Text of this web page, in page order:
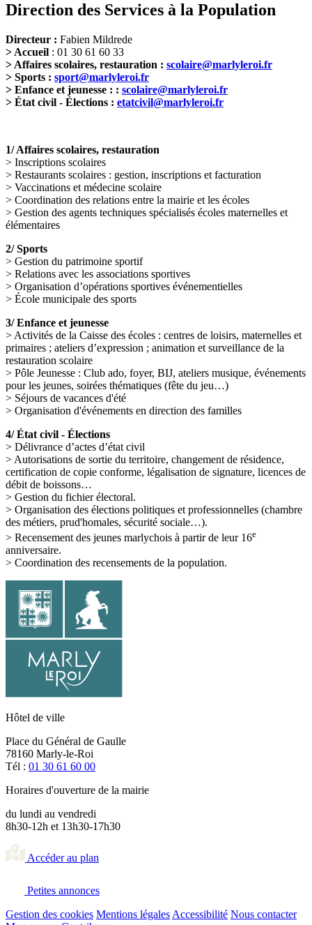
Direction des Services à la Population
Directeur : Fabien Mildrede
> Accueil : 01 30 61 60 33
> Affaires scolaires, restauration : scolaire@marlyleroi.fr
> Sports : sport@marlyleroi.fr
> Enfance et jeunesse : : scolaire@marlyleroi.fr
> État civil - Élections : etatcivil@marlyleroi.fr
1/ Affaires scolaires, restauration
> Inscriptions scolaires
> Restaurants scolaires : gestion, inscriptions et facturation
> Vaccinations et médecine scolaire
> Coordination des relations entre la mairie et les écoles
> Gestion des agents techniques spécialisés écoles maternelles et
élémentaires
2/ Sports
> Gestion du patrimoine sportif
> Relations avec les associations sportives
> Organisation d’opérations sportives événementielles
> École municipale des sports
3/ Enfance et jeunesse
> Activités de la Caisse des écoles : centres de loisirs, maternelles et
primaires ; ateliers d’expression ; animation et surveillance de la
restauration scolaire
> Pôle Jeunesse : Club ado, foyer, BIJ, ateliers musique, événements
pour les jeunes, soirées thématiques (fête du jeu…)
> Séjours de vacances d'été
> Organisation d'événements en direction des familles
4/ État civil - Élections
> Délivrance d’actes d’état civil
> Autorisations de sortie du territoire, changement de résidence,
certification de copie conforme, légalisation de signature, licences de
débit de boissons…
> Gestion du fichier électoral.
> Organisation des élections politiques et professionnelles (chambre
des métiers, prud'homales, sécurité sociale…).
> Recensement des jeunes marlychois à partir de leur 16e
anniversaire.
> Coordination des recensements de la population.
Hôtel de ville
Place du Général de Gaulle
78160 Marly-le-Roi
Tél : 01 30 61 60 00
Horaires d'ouverture de la mairie
du lundi au vendredi
8h30-12h et 13h30-17h30
Accéder au plan
Petites annonces
Gestion des cookies Mentions légales Accessibilité Nous contacter